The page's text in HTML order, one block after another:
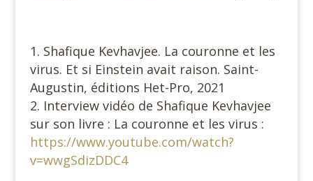
Shafique Kevhavjee. La couronne et les
virus. Et si Einstein avait raison. Saint-
Augustin, éditions Het-Pro, 2021
Interview vidéo de Shafique Kevhavjee
sur son livre : La couronne et les virus :
https://www.youtube.com/watch?
v=wwgSdizDDC4